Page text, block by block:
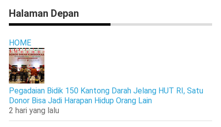
Halaman Depan
HOME
Pegadaian Bidik 150 Kantong Darah Jelang HUT RI, Satu
Donor Bisa Jadi Harapan Hidup Orang Lain
2 hari yang lalu